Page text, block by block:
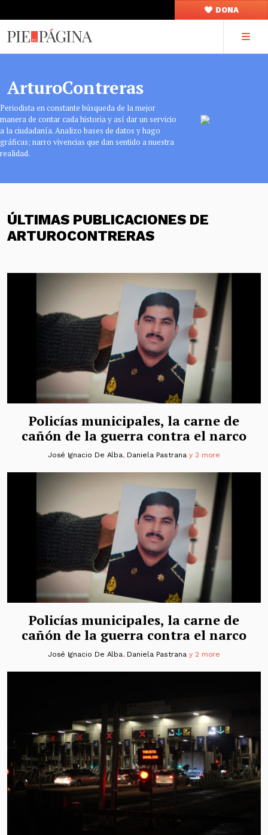
DONA
ArturoContreras
Periodista en constante búsqueda de la mejor
manera de contar cada historia y así dar un servicio
a la ciudadanía. Analizo bases de datos y hago
gráficas; narro vivencias que dan sentido a nuestra
realidad.
ÚLTIMAS PUBLICACIONES DE
ARTUROCONTRERAS
Policías municipales, la carne de
cañón de la guerra contra el narco
José Ignacio De Alba, Daniela Pastranay 2 more
Policías municipales, la carne de
cañón de la guerra contra el narco
José Ignacio De Alba, Daniela Pastranay 2 more